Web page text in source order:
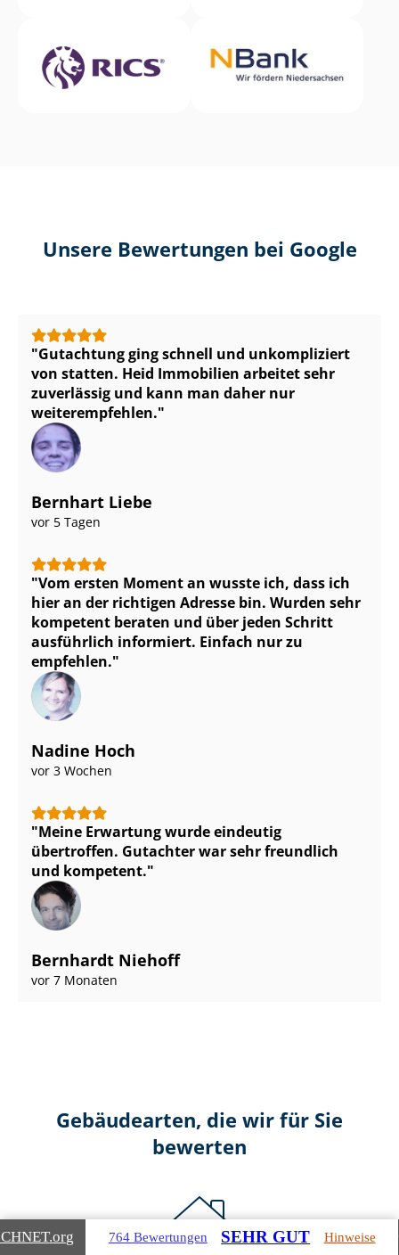
Unsere Bewertungen bei Google
Gutachtung ging schnell und unkompliziert
von statten. Heid Immobilien arbeitet sehr
zuverlässig und kann man daher nur
weiterempfehlen.
Bernhart Liebe
vor 5 Tagen
Vom ersten Moment an wusste ich, dass ich
hier an der richtigen Adresse bin. Wurden sehr
kompetent beraten und über jeden Schritt
ausführlich informiert. Einfach nur zu
empfehlen.
Nadine Hoch
vor 3 Wochen
Meine Erwartung wurde eindeutig
übertroffen. Gutachter war sehr freundlich
und kompetent.
Bernhardt Niehoff
vor 7 Monaten
Gebäudearten, die wir für Sie
bewerten
.org 764 Bewertungen SEHR GUT Hinweise